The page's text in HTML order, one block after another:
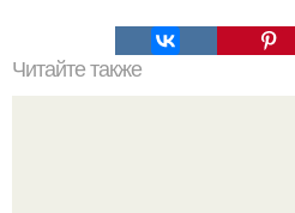
Читайте также